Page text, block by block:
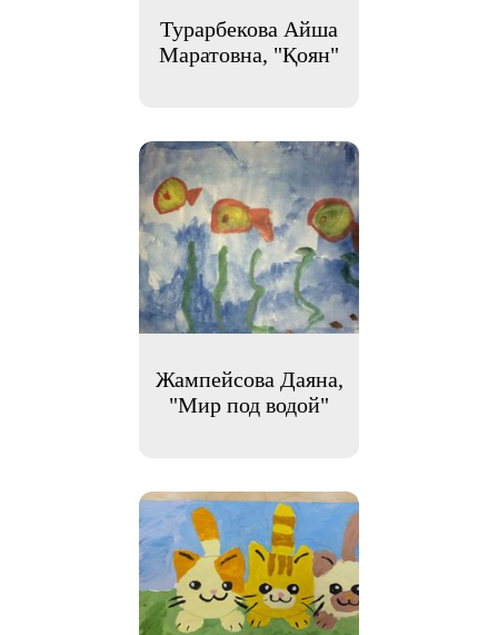
Турарбекова Айша
Маратовна, "Қоян"
Жампейсова Даяна,
"Мир под водой"